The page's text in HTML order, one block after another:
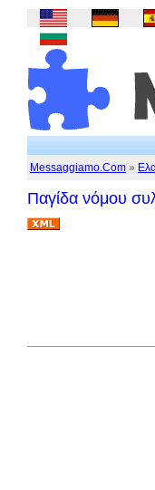
Messaggiamo.Com »
Παγίδα νόμου